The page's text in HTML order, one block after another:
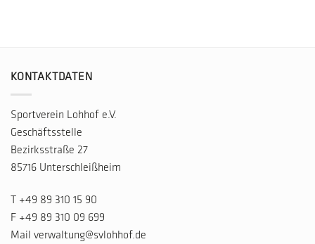
KONTAKTDATEN
Sportverein Lohhof e.V.
Geschäftsstelle
Bezirksstraße 27
85716 Unterschleißheim
+49 89 310 15 90
F +49 89 310 09 699
Mail verwaltung@svlohhof.de